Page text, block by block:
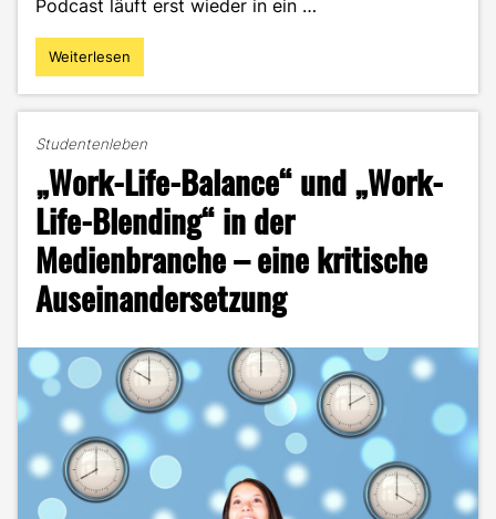
Podcast läuft erst wieder in ein …
"Twitch
–
Plattform
von
Amazon"
Weiterlesen
Studentenleben
„Work-Life-Balance“ und „Work-
Life-Blending“ in der
Medienbranche – eine kritische
Auseinandersetzung